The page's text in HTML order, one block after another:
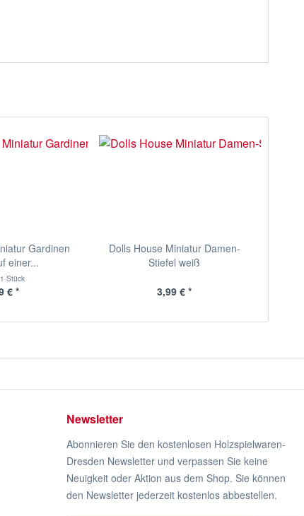
Gardinen
einer...
1 Stück
€ *
Dolls House Miniatur Damen-
Stiefel weiß
3,99 € *
Newsletter
Abonnieren Sie den kostenlosen Holzspielwaren-
Dresden Newsletter und verpassen Sie keine
Neuigkeit oder Aktion aus dem Shop. Sie können
den Newsletter jederzeit kostenlos abbestellen.